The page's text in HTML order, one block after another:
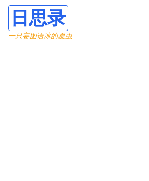
日思录
一只妄图语冰的夏虫